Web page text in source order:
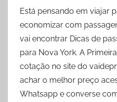
Está pensando em viajar
economizar com
vai encontrar Dicas de
para Nova York. A
cotação no site do
achar o melhor preço
Whatsapp e converse